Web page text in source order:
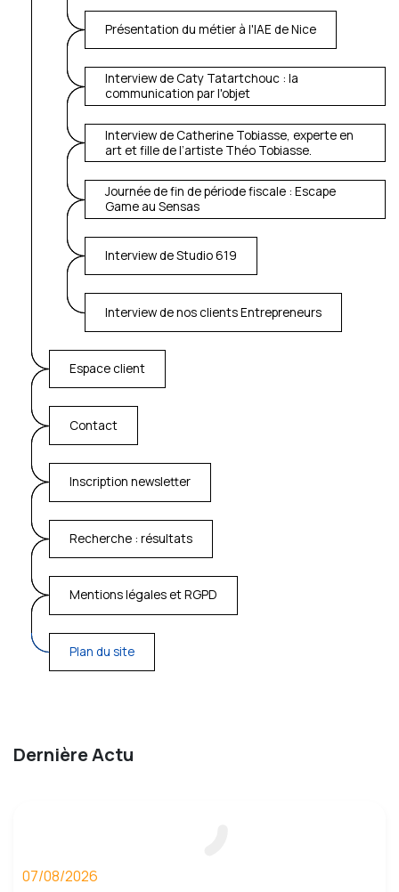
Présentation du métier à l'IAE de Nice
Interview de Caty Tatartchouc : la
communication par l'objet
Interview de Catherine Tobiasse, experte en
art et fille de l’artiste Théo Tobiasse.
Journée de fin de période fiscale : Escape
Game au Sensas
Interview de Studio 619
Interview de nos clients Entrepreneurs
Espace client
Contact
Inscription newsletter
Recherche : résultats
Mentions légales et RGPD
Plan du site
Dernière Actu
07/08/2026